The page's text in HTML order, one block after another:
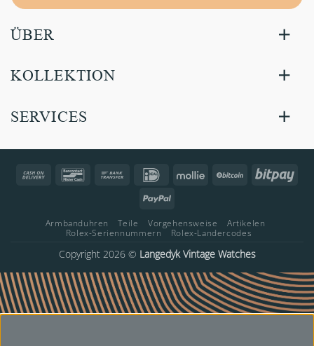
ÜBER
KOLLEKTION
SERVICES
Cash
Bancontact Bank
IDeal Mollie BitCoin
PayPal
Armbanduhren Teile Vorgehensweise
Artikelen
Rolex-Seriennummern
Rolex-Landercodes
Copyright 2026 © Langedyk Vintage Watches